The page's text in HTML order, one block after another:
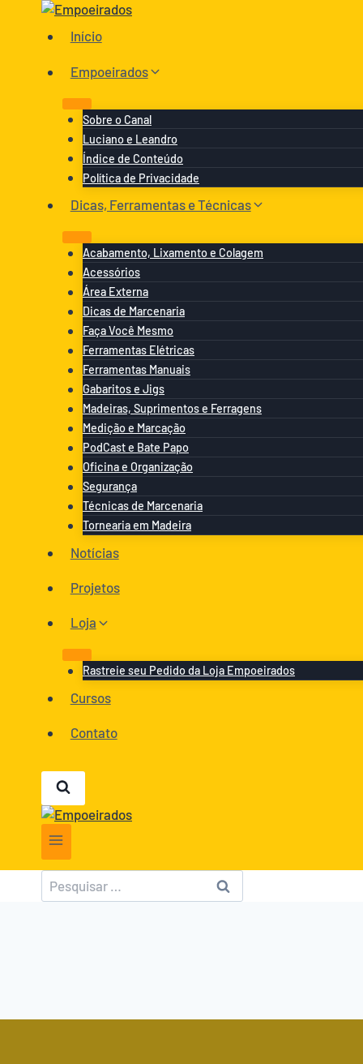
Início
Empoeirados
Sobre o Canal
Luciano e Leandro
Índice de Conteúdo
Política de Privacidade
Dicas, Ferramentas e Técnicas
Acabamento, Lixamento e Colagem
Acessórios
Área Externa
Dicas de Marcenaria
Faça Você Mesmo
Ferramentas Elétricas
Ferramentas Manuais
Gabaritos e Jigs
Madeiras, Suprimentos e Ferragens
Medição e Marcação
PodCast e Bate Papo
Oficina e Organização
Segurança
Técnicas de Marcenaria
Tornearia em Madeira
Notícias
Projetos
Loja
Rastreie seu Pedido da Loja Empoeirados
Cursos
Contato
Pesquisar
por: